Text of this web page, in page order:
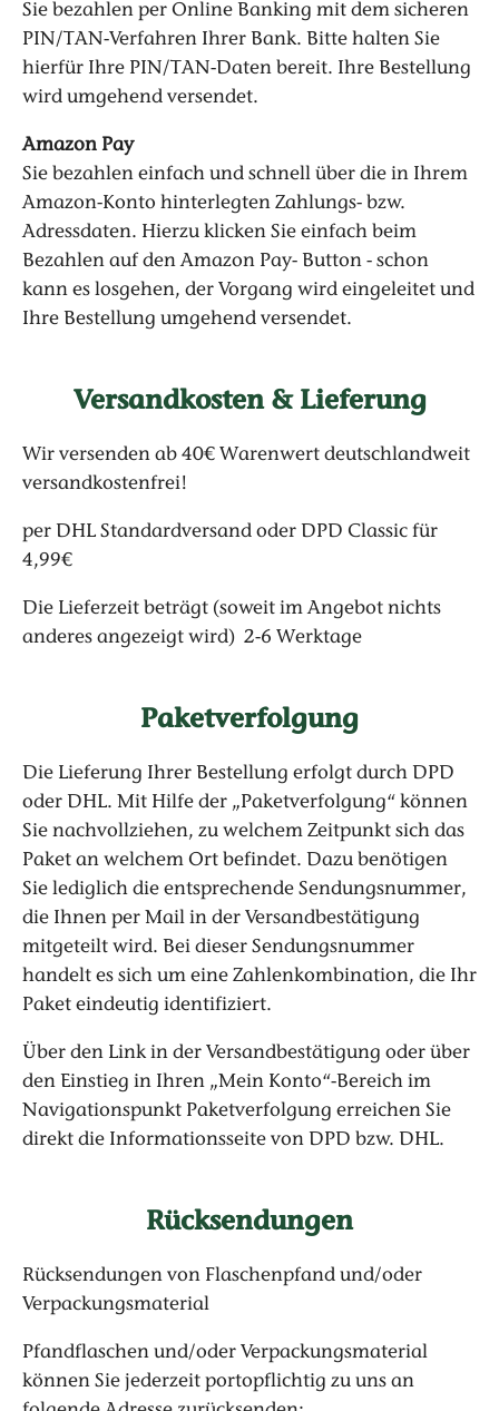
Sie bezahlen per Online Banking mit dem sicheren
PIN/TAN-Verfahren Ihrer Bank. Bitte halten Sie
hierfür Ihre PIN/TAN-Daten bereit. Ihre Bestellung
wird umgehend versendet.
Amazon Pay
Sie bezahlen einfach und schnell über die in Ihrem
Amazon-Konto hinterlegten Zahlungs- bzw.
Adressdaten. Hierzu klicken Sie einfach beim
Bezahlen auf den Amazon Pay- Button - schon
kann es losgehen, der Vorgang wird eingeleitet und
Ihre Bestellung umgehend versendet.
Versandkosten & Lieferung
Wir versenden ab 40€ Warenwert deutschlandweit
versandkostenfrei!
per DHL Standardversand oder DPD Classic für
4,99€
Die Lieferzeit beträgt (soweit im Angebot nichts
anderes angezeigt wird) 2-6 Werktage
Paketverfolgung
Die Lieferung Ihrer Bestellung erfolgt durch DPD
oder DHL. Mit Hilfe der „Paketverfolgung“ können
Sie nachvollziehen, zu welchem Zeitpunkt sich das
Paket an welchem Ort befindet. Dazu benötigen
Sie lediglich die entsprechende Sendungsnummer,
die Ihnen per Mail in der Versandbestätigung
mitgeteilt wird. Bei dieser Sendungsnummer
handelt es sich um eine Zahlenkombination, die Ihr
Paket eindeutig identifiziert.
Über den Link in der Versandbestätigung oder über
den Einstieg in Ihren „Mein Konto“-Bereich im
Navigationspunkt Paketverfolgung erreichen Sie
direkt die Informationsseite von DPD bzw. DHL.
Rücksendungen
Rücksendungen von Flaschenpfand und/oder
Verpackungsmaterial
Pfandflaschen und/oder Verpackungsmaterial
können Sie jederzeit portopflichtig zu uns an